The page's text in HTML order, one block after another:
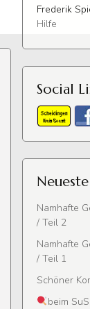
Frederik
Hilfe
Social
Namhafte
/ Teil 2
Namhafte
/ Teil 1
Schöner
beim